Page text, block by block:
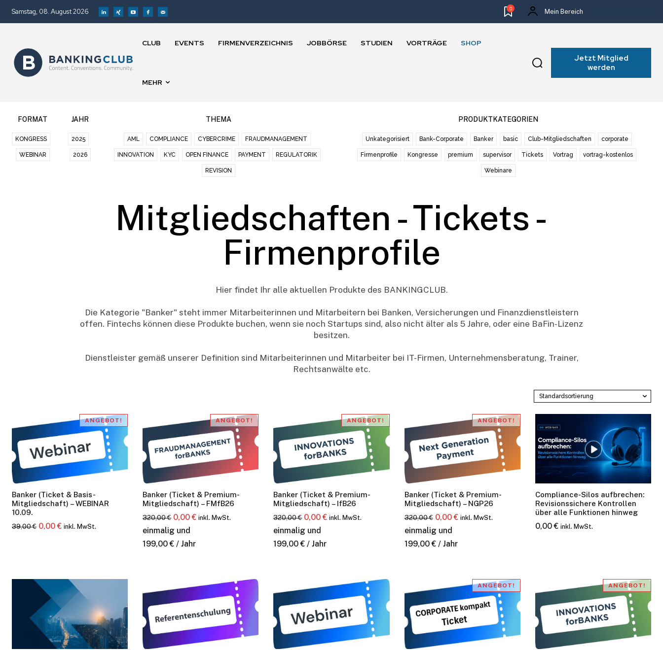
Bleiben Sie informiert
Einmal pro Woche informieren wir Sie über die neusten & wichtigsten Artikel auf
[sibwp_form id=1]
Samstag, 08. August 2026 0 Mein Bereich
CLUB EVENTS FIRMENVERZEICHNIS JOBBÖRSE STUDIEN VORTRÄGE SHOP
MEHR
Jetzt Mitglied
werden
FORMAT
KONGRESS
WEBINAR
JAHR
2025
2026
THEMA
AML COMPLIANCE CYBERCRIME FRAUDMANAGEMENT
INNOVATION KYC OPEN FINANCE PAYMENT REGULATORIK
REVISION
PRODUKTKATEGORIEN
Unkategorisiert Bank-Corporate Banker basic Club-Mitgliedschaften corporate
Firmenprofile Kongresse premium supervisor Tickets Vortrag vortrag-kostenlos
Webinare
Mitgliedschaften - Tickets -
Firmenprofile
Hier findet Ihr alle aktuellen Produkte des BANKINGCLUB.
Die Kategorie "Banker" steht immer Mitarbeiterinnen und Mitarbeitern bei Banken, Versicherungen und Finanzdienstleistern
offen. Fintechs können diese Produkte buchen, wenn sie noch Startups sind, also nicht älter als 5 Jahre, oder eine BaFin-Lizenz
besitzen.
Dienstleister gemäß unserer Definition sind Mitarbeiterinnen und Mitarbeiter bei IT-Firmen, Unternehmensberatung, Trainer,
Rechtsanwälte etc.
ANGEBOT!
Banker (Ticket & Basis-
Mitgliedschaft) – WEBINAR
10.09.
39,00€ Ursprünglicher
0,00€Aktueller
inkl. MwSt.
ANGEBOT!
Banker (Ticket & Premium-
Mitgliedschaft) – FMfB26
320,00€ Ursprünglicher
Preis
war:
0,00€Aktueller
inkl. MwSt.
einmalig und
199,00€ / Jahr
ANGEBOT!
Banker (Ticket & Premium-
Mitgliedschaft) – IfB26
320,00€ Ursprünglicher
Preis
war:
0,00€Aktueller
inkl. MwSt.
einmalig und
199,00€ / Jahr
ANGEBOT!
Banker (Ticket & Premium-
Mitgliedschaft) – NGP26
320,00€ Ursprünglicher
Preis
war:
0,00€Aktueller
ist:
inkl. MwSt.
einmalig und
199,00€ / Jahr
Compliance-Silos aufbrechen:
Revisionssichere Kontrollen
über alle Funktionen hinweg
0,00€ inkl. MwSt.
ANGEBOT! ANGEBOT!